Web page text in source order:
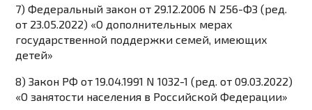
7) Федеральный закон от 29.12.2006 N 256-ФЗ (ред.
от 23.05.2022) «О дополнительных мерах
государственной поддержки семей, имеющих
детей»
8) Закон РФ от 19.04.1991 N 1032-1 (ред. от 09.03.2022)
«О занятости населения в Российской Федерации»